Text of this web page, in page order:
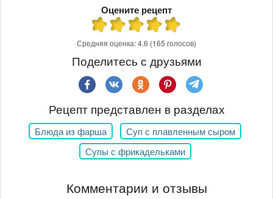
Оцените рецепт
Средняя оценка:4.6 (165 голосов)
Поделитесь с друзьями
Рецепт представлен в разделах
Блюда из фарша
Суп с плавленным сыром
Супы с фрикадельками
Комментарии и отзывы